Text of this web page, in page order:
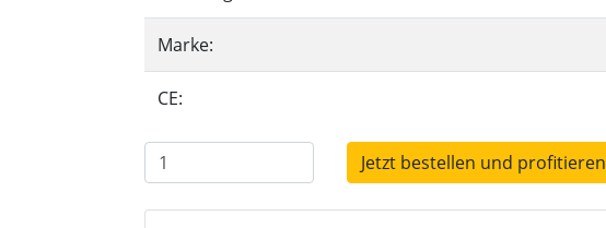
Marke:
CE:
Jetzt bestellen und profitieren